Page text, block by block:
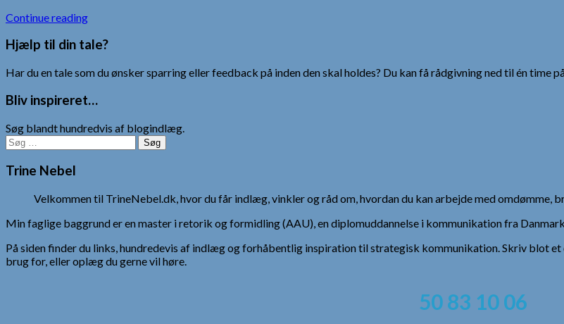
Continue reading
Hjælp til din tale?
Har du en tale som du ønsker sparring eller feedback på inden den skal holdes? Du kan få rådgivning ned til én time
Bliv inspireret…
Søg blandt hundredvis af blogindlæg.
Søg
efter:
Trine Nebel
Velkommen til TrineNebel.dk, hvor du får indlæg, vinkler og råd om, hvordan du kan arbejde med omdømme,
Min faglige baggrund er en master i retorik og formidling (AAU), en diplomuddannelse i kommunikation fra
På siden finder du links, hundredevis af indlæg og forhåbentlig inspiration til strategisk kommunikation. Skriv blot
brug for, eller oplæg du gerne vil høre.
50 83 10 06